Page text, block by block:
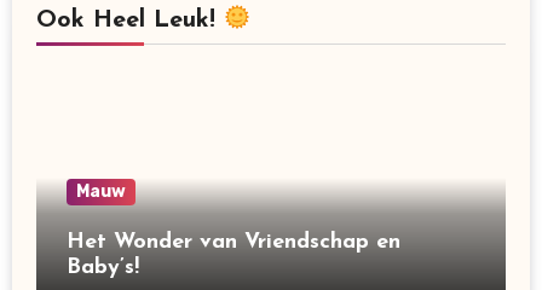
Ook Heel Leuk!
Mauw
Het Wonder van Vriendschap en
Baby’s!